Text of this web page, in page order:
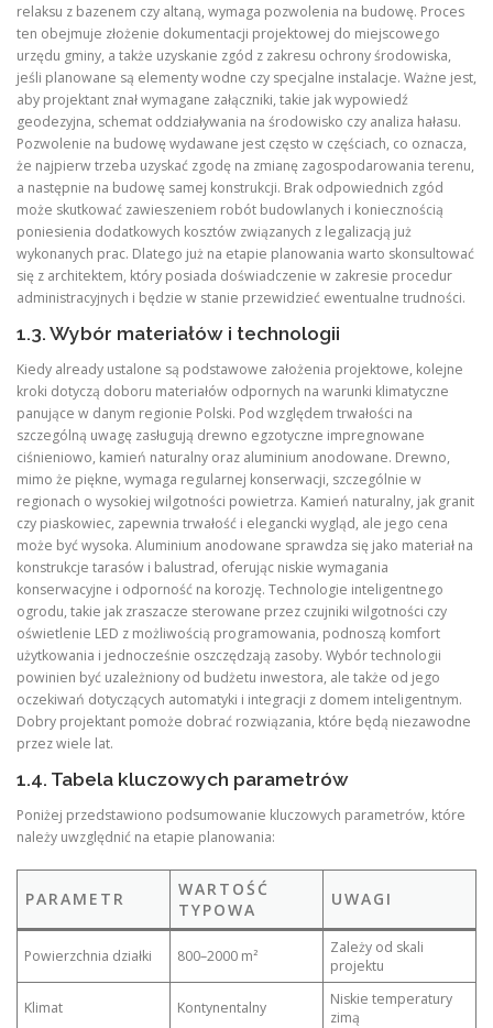
relaksu z bazenem czy altaną, wymaga pozwolenia na budowę. Proces
ten obejmuje złożenie dokumentacji projektowej do miejscowego
urzędu gminy, a także uzyskanie zgód z zakresu ochrony środowiska,
jeśli planowane są elementy wodne czy specjalne instalacje. Ważne jest,
aby projektant znał wymagane załączniki, takie jak wypowiedź
geodezyjna, schemat oddziaływania na środowisko czy analiza hałasu.
Pozwolenie na budowę wydawane jest często w częściach, co oznacza,
że najpierw trzeba uzyskać zgodę na zmianę zagospodarowania terenu,
a następnie na budowę samej konstrukcji. Brak odpowiednich zgód
może skutkować zawieszeniem robót budowlanych i koniecznością
poniesienia dodatkowych kosztów związanych z legalizacją już
wykonanych prac. Dlatego już na etapie planowania warto skonsultować
się z architektem, który posiada doświadczenie w zakresie procedur
administracyjnych i będzie w stanie przewidzieć ewentualne trudności.
1.3. Wybór materiałów i technologii
Kiedy already ustalone są podstawowe założenia projektowe, kolejne
kroki dotyczą doboru materiałów odpornych na warunki klimatyczne
panujące w danym regionie Polski. Pod względem trwałości na
szczególną uwagę zasługują drewno egzotyczne impregnowane
ciśnieniowo, kamień naturalny oraz aluminium anodowane. Drewno,
mimo że piękne, wymaga regularnej konserwacji, szczególnie w
regionach o wysokiej wilgotności powietrza. Kamień naturalny, jak granit
czy piaskowiec, zapewnia trwałość i elegancki wygląd, ale jego cena
może być wysoka. Aluminium anodowane sprawdza się jako materiał na
konstrukcje tarasów i balustrad, oferując niskie wymagania
konserwacyjne i odporność na korozję. Technologie inteligentnego
ogrodu, takie jak zraszacze sterowane przez czujniki wilgotności czy
oświetlenie LED z możliwością programowania, podnoszą komfort
użytkowania i jednocześnie oszczędzają zasoby. Wybór technologii
powinien być uzależniony od budżetu inwestora, ale także od jego
oczekiwań dotyczących automatyki i integracji z domem inteligentnym.
Dobry projektant pomoże dobrać rozwiązania, które będą niezawodne
przez wiele lat.
1.4. Tabela kluczowych parametrów
Poniżej przedstawiono podsumowanie kluczowych parametrów, które
należy uwzględnić na etapie planowania:
PARAMETR
WARTOŚĆ
TYPOWA
UWAGI
Powierzchnia działki 800–2000 m²
Zależy od skali
projektu
Klimat Kontynentalny
Niskie temperatury
zimą